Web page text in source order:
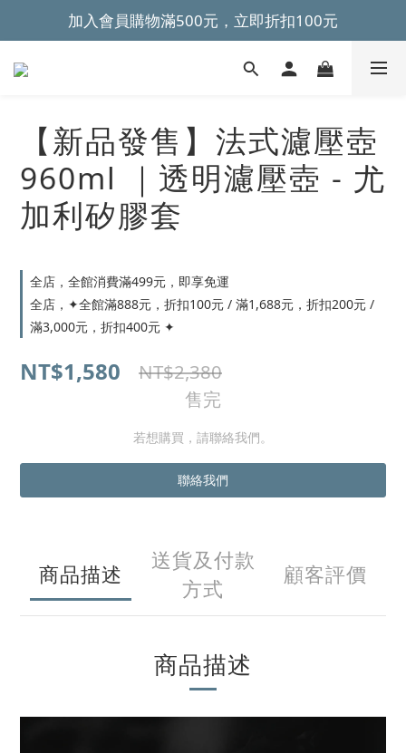
~全館滿499元免運~
加入會員購物滿500元，立即折扣100元
~全館滿499元免運~
【新品發售】法式濾壓壺
960ml ｜透明濾壓壺 - 尤
加利矽膠套
全店，全館消費滿499元，即享免運
全店，✦全館滿888元，折扣100元 / 滿1,688元，折扣200元 /
滿3,000元，折扣400元 ✦
NT$1,580 NT$2,380
售完
若想購買，請聯絡我們。
聯絡我們
商品描述
送貨及付款
方式
顧客評價
商品描述